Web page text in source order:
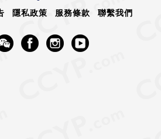
隱私政策 服務條款 聯繫我們